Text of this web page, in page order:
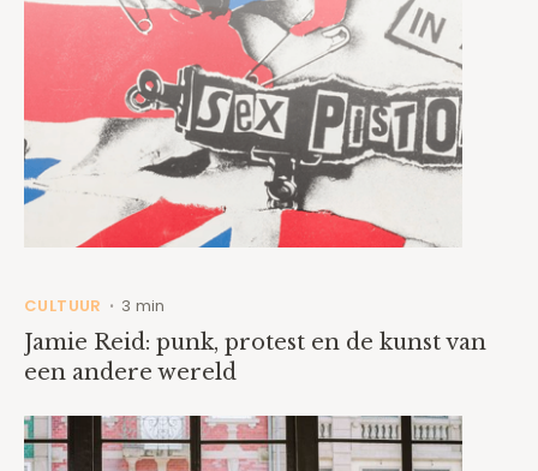
CULTUUR • 3 min
Jamie Reid: punk, protest en de kunst van
een andere wereld